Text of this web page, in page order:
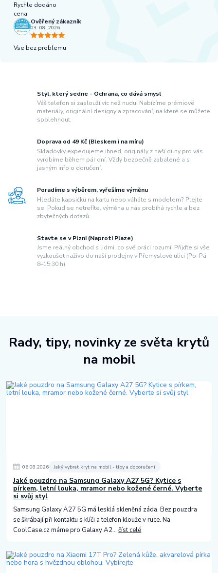
Styl, který sedne - Ochrana, co dává smysl
Váš telefon si zaslouží víc než nudu. Nabízíme prémiové
materiály, originální designy a zpracování, na které se můžete
spolehnout.
Doprava od 49 Kč (Bleskem i na míru)
Skladovky expedujeme ihned, originály z naší dílny pro vás
vyrobíme během pár dní. Vždy bezpečně zabalené a s
jasným info o doručení.
Poradíme s výběrem, vyřešíme výměnu
Hledáte kapsičku na kartu nebo váháte s modelem? Ptejte
se. Pokud se netrefíte, výměna u nás probíhá rychle a bez
zbytečných dotazů.
Stavte se v Plzni (Naproti Plaze)
Jsme reálný obchod s lidmi, co své práci rozumí. Přijďte si vše
vyzkoušet naživo do naší prodejny v Přemyslově ulici (Po–Pá
8–15:30 h).
Rychle dodáno
cena
Ověřený zákazník
03. 08. 2026
Vse bez problemu
Rady, tipy, novinky ze světa krytů
na mobil
06.08.2026 Jaký vybrat kryt na mobil - tipy a doporučení
Jaké pouzdro na Samsung Galaxy A27 5G? Kytice s
pírkem, letní louka, mramor nebo kožené černé. Vyberte
si svůj styl
Samsung Galaxy A27 5G má lesklá skleněná záda. Bez pouzdra
se škrábají při kontaktu s klíči a telefon klouže v ruce. Na
CoolCase.cz máme pro Galaxy A2...číst celé